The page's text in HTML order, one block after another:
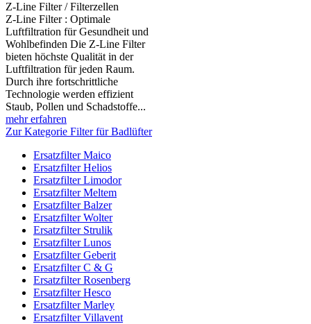
Z-Line Filter / Filterzellen
Z-Line Filter : Optimale
Luftfiltration für Gesundheit und
Wohlbefinden Die Z-Line Filter
bieten höchste Qualität in der
Luftfiltration für jeden Raum.
Durch ihre fortschrittliche
Technologie werden effizient
Staub, Pollen und Schadstoffe...
mehr erfahren
Zur Kategorie Filter für Badlüfter
Ersatzfilter Maico
Ersatzfilter Helios
Ersatzfilter Limodor
Ersatzfilter Meltem
Ersatzfilter Balzer
Ersatzfilter Wolter
Ersatzfilter Strulik
Ersatzfilter Lunos
Ersatzfilter Geberit
Ersatzfilter C & G
Ersatzfilter Rosenberg
Ersatzfilter Hesco
Ersatzfilter Marley
Ersatzfilter Villavent